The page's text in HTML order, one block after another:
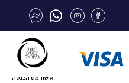
אישור מס הכנסה